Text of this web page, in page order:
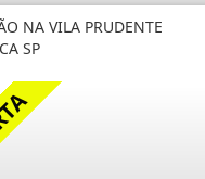
NA VILA PRUDENTE
SP